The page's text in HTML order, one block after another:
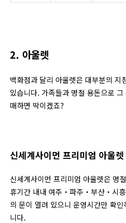
2. 아울렛
백화점과 달리 아울렛은 대부분의 지
있습니다. 가족들과 명절 용돈으로
매하면 딱이겠죠?
신세계사이먼 프리미엄 아울렛
신세계사이먼 프리미엄 아울렛은 명
휴기간 내내 여주‧파주‧부산‧시흥
의 문이 열려 있으니 운영시간만 확
니다.